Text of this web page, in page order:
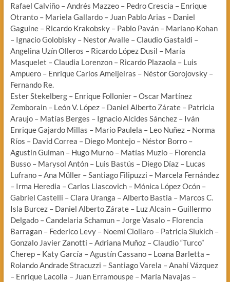
Rafael Calviño – Andrés Mazzeo – Pedro Crescia – Enrique
Otranto – Mariela Gallardo – Juan Pablo Arias – Daniel
Gaguine – Ricardo Krakobsky – Pablo Paván – Mariano Kohan
– Ignacio Golobisky – Nestor Avalle – Claudio Gastaldi –
Angelina Uzín Olleros – Ricardo López Dusil – María
Masquelet – Claudia Lorenzon – Ricardo Plazaola – Luis
Ampuero – Enrique Carlos Ameijeiras – Néstor Gorojovsky –
Fernando Re.
Ester Stekelberg – Enrique Follonier – Oscar Martínez
Zemborain – León V. López – Daniel Alberto Zárate – Patricia
Araujo – Matías Berges – Ignacio Alcides Sánchez – Iván
Enrique Gajardo Millas – Mario Paulela – Leo Nuñez – Norma
Ríos – David Correa – Diego Montejo – Néstor Borro –
Agustín Gulman – Hugo Murno – Matías Muzio – Florencia
Busso – Marysol Antón – Luis Bastús – Diego Díaz – Lucas
Lufrano – Ana Müller – Santiago Filipuzzi – Marcela Fernández
– Irma Heredia – Carlos Liascovich – Mónica López Ocón –
Gabriel Castelli – Clara Uranga – Alberto Bastia – Marcos C.
Isla Burcez – Daniel Alberto Zárate – Luz Alcain – Guillermo
Delgado – Candelaria Schamun – Jorge Vasalo – Florencia
Barragan – Federico Levy – Noemí Ciollaro – Patricia Slukich –
Gonzalo Javier Zanotti – Adriana Muñoz – Claudio “Turco”
Cherep – Katy García – Agustín Cassano – Loana Barletta –
Rolando Andrade Stracuzzi – Santiago Varela – Anahí Vázquez
– Enrique Lacolla – Juan Erramouspe – María Navajas –